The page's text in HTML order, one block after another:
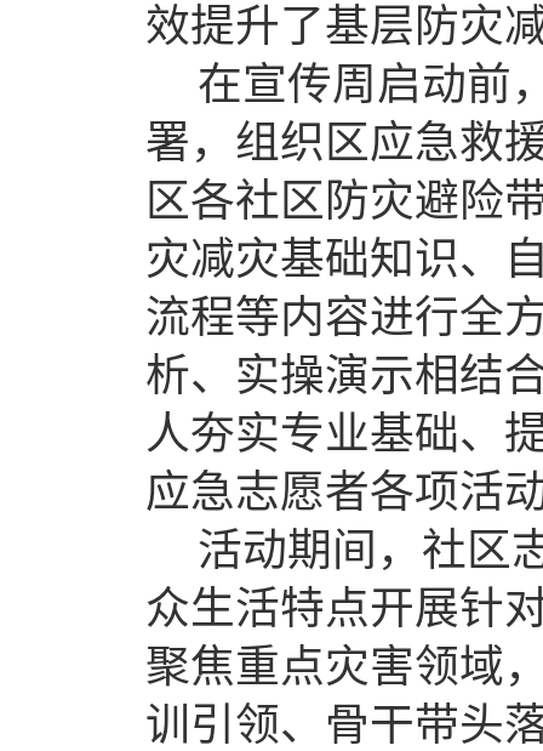
效提升了基层防灾
在宣传周启动前
署，组织区应急救
区各社区防灾避险
灾减灾基础知识、
流程等内容进行全
析、实操演示相结
人夯实专业基础、
应急志愿者各项活
活动期间，社区
众生活特点开展针
聚焦重点灾害领域
训引领、骨干带头